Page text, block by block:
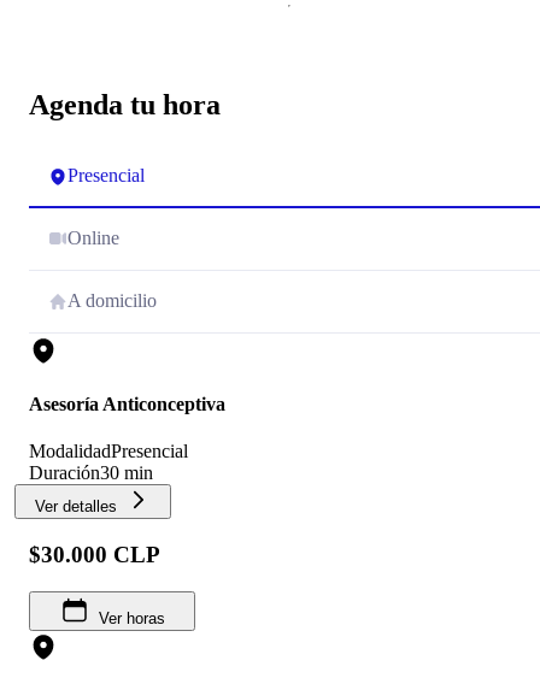
Agenda tu hora
Presencial
Online
A domicilio
Asesoría Anticonceptiva
ModalidadPresencial
Duración30 min
Ver detalles
$30.000 CLP
Ver horas